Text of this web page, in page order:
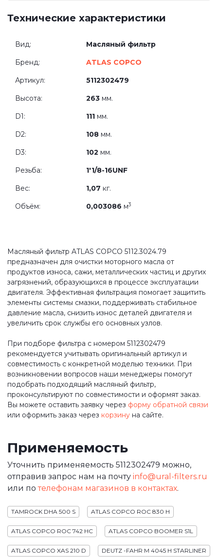
Технические характеристики
Вид: Масляный фильтр
Бренд: ATLAS COPCO
Артикул: 5112302479
Высота: 263 мм.
D1: 111 мм.
D2: 108 мм.
D3: 102 мм.
Резьба: 1'1/8-16UNF
Вес: 1,07 кг.
Объём: 0,003086 м3
Масляный фильтр ATLAS COPCO 5112.3024.79
предназначен для очистки моторного масла от
продуктов износа, сажи, металлических частиц и других
загрязнений, образующихся в процессе эксплуатации
двигателя. Эффективная фильтрация помогает защитить
элементы системы смазки, поддерживать стабильное
давление масла, снизить износ деталей двигателя и
увеличить срок службы его основных узлов.
При подборе фильтра с номером 5112302479
рекомендуется учитывать оригинальный артикул и
совместимость с конкретной моделью техники. При
возникновении вопросов наши менеджеры помогут
подобрать подходящий масляный фильтр,
проконсультируют по совместимости и оформят заказ.
Вы можете оставить заявку через форму обратной связи
или оформить заказ через корзину на сайте.
Применяемость
Уточнить применяемость 5112302479 можно,
отправив запрос нам на почту info@ural-filters.ru
или потелефонам магазинов в контактах.
TAMROCK DHA 500 S ATLAS COPCO ROC 830 H
ATLAS COPCO ROC 742 HC ATLAS COPCO BOOMER S1L
ATLAS COPCO XAS 210 D DEUTZ -FAHR M 4045 H STARLINER